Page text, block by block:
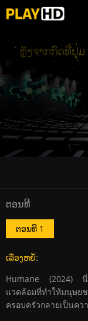
ຕອນທີ
ຕອນທີ 1
ເລື່ອງຫຍໍ້:
Humane (2024) นี่
แวดล้อมที่ทำให้มนุษ
ครอบครัวกลายเป็นคว